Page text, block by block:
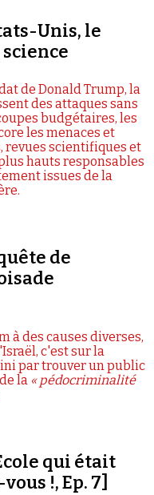
Unis, le
de Donald Trump, la
des attaques sans
budgétaires, les
les menaces et
scientifiques et
hauts responsables
issues de la
de
à des causes diverses,
c'est sur la
par trouver un public
la « pédocriminalité
qui était
!, Ep. 7]